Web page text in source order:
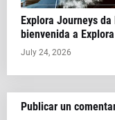
Explora Journeys da
bienvenida a
July 24, 2026
Publicar un